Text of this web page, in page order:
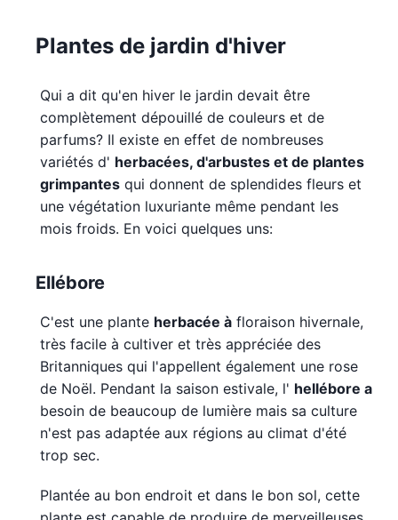
Plantes de jardin d'hiver
Qui a dit qu'en hiver le jardin devait être
complètement dépouillé de couleurs et de
parfums? Il existe en effet de nombreuses
variétés d' herbacées, d'arbustes et de plantes
grimpantes qui donnent de splendides fleurs et
une végétation luxuriante même pendant les
mois froids. En voici quelques uns:
Ellébore
C'est une plante herbacée à floraison hivernale,
très facile à cultiver et très appréciée des
Britanniques qui l'appellent également une rose
de Noël. Pendant la saison estivale, l' hellébore a
besoin de beaucoup de lumière mais sa culture
n'est pas adaptée aux régions au climat d'été
trop sec.
Plantée au bon endroit et dans le bon sol, cette